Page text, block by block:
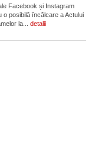
Facebook și Instagram
posibilă încălcare a Actului
la... detalii